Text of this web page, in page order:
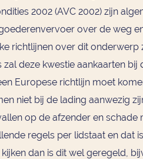
2002 (AVC 2002) zijn
over de weg
richtlijnen over dit onderwerp
deze kwestie aankaarten
Europese richtlijn moet
niet bij de lading aanwezig
op de afzender en schade
regels per lidstaat en dat
dan is dit wel geregeld,